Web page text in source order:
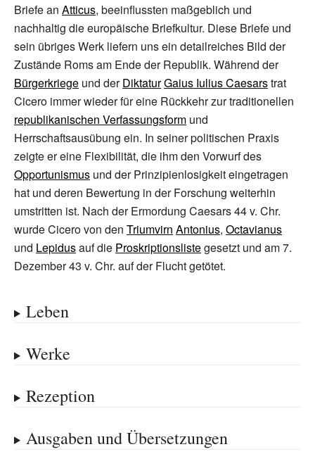
Briefe an Atticus, beeinflussten maßgeblich und
nachhaltig die europäische Briefkultur. Diese Briefe und
sein übriges Werk liefern uns ein detailreiches Bild der
Zustände Roms am Ende der Republik. Während der
Bürgerkriege und derDiktaturGaius Iulius Caesarstrat
Cicero immer wieder für eine Rückkehr zur traditionellen
republikanischen Verfassungsform und
Herrschaftsausübung ein. In seiner politischen Praxis
zeigte er eine Flexibilität, die ihm den Vorwurf des
Opportunismus und der Prinzipienlosigkeit eingetragen
hat und deren Bewertung in der Forschung weiterhin
umstritten ist. Nach der Ermordung Caesars 44 v. Chr.
wurde Cicero von den Triumvirn Antonius, Octavianus
und Lepidusauf die Proskriptionslistegesetzt und am 7.
Dezember 43 v. Chr. auf der Flucht getötet.
Leben
Werke
Rezeption
Ausgaben und Übersetzungen